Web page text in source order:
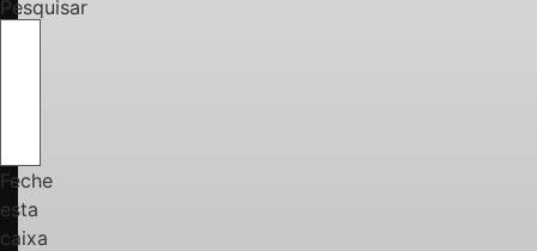
Pesquisar
Feche
esta
caixa